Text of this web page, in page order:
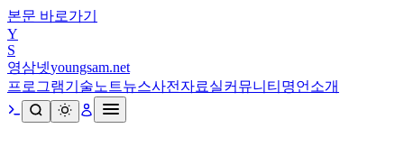
본문 바로가기
Y
S
영삼넷youngsam.net
프로그램기술노트뉴스사전 자료실커뮤니티 명언 소개